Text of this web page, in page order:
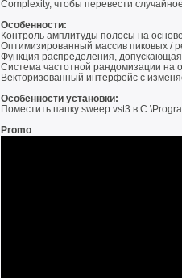
Complexity, чтобы перевести
Особенности:
Контроль амплитуды полосы на
Оптимизированный массив пиковых /
Функция распределения,
Система частотной рандомизации на
Векторизованный интерфейс с
Особенности установки:
Поместить папку sweep.vst3 в
Promo